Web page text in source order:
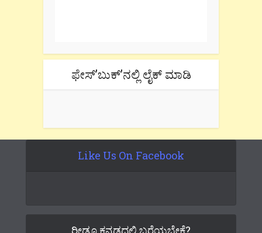
ಫೇಸ್’ಬುಕ್’ನಲ್ಲಿ ಲೈಕ್ ಮಾಡಿ
Like Us On Facebook
ರೀಡೂ ಕನ್ನಡದಲ್ಲಿ ಬರೆಯಬೇಕೆ?